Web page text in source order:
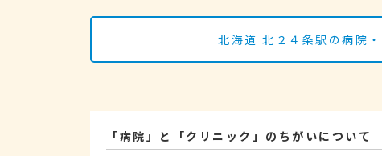
北海道 北２４条駅の病院
「病院」と「クリニック」のちがいについて